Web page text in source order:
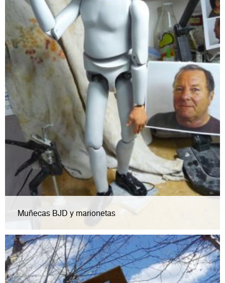
Muñecas BJD y marionetas